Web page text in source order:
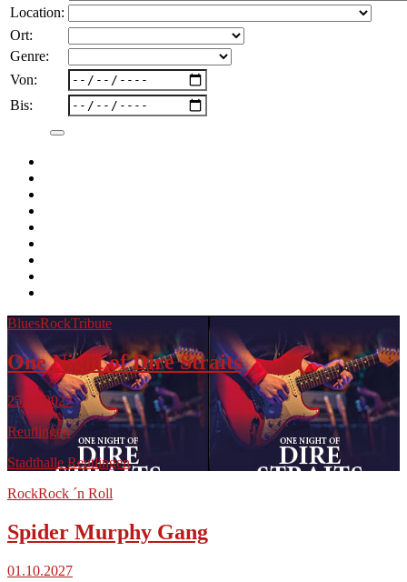
Location:
Ort:
Genre:
Von:
Bis:
BluesRockTribute
One Night of Dire Straits
25.09.2027
Reutlingen
Stadthalle Reutlingen
RockRock ´n Roll
Spider Murphy Gang
01.10.2027